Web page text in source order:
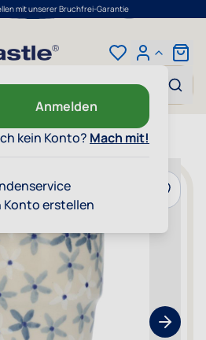
mit unserer Bruchfrei-Garantie
Anmelden
kein Konto? Mach mit!
Konto erstellen
Cart
- Sea Star
Zur
Show